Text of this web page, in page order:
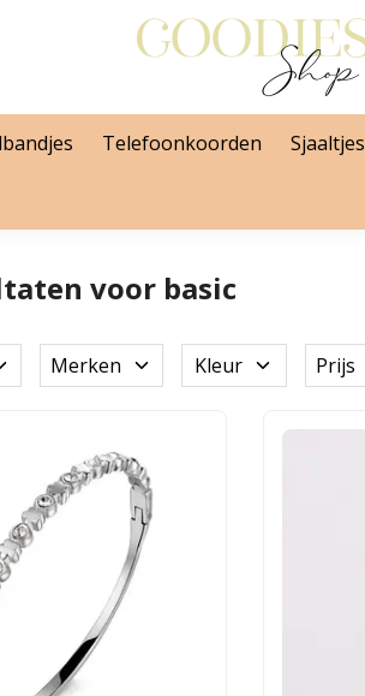
Telefoonkoorden Sjaaltjes
voor basic
Merken Kleur Prijs